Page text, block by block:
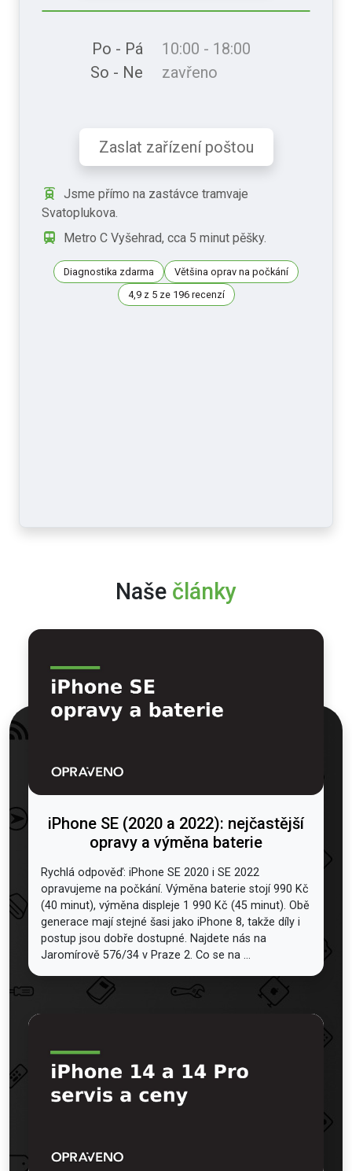
Po - Pá
10:00 - 18:00
So - Ne
zavřeno
Zaslat zařízení poštou
Jsme přímo na zastávce tramvaje
Svatoplukova.
Metro C Vyšehrad, cca 5 minut pěšky.
Diagnostika zdarma
Většina oprav na počkání
4,9 z 5 ze 196 recenzí
Naše články
iPhone SE (2020 a 2022): nejčastější
opravy a výměna baterie
Rychlá odpověď: iPhone SE 2020 i SE 2022
opravujeme na počkání. Výměna baterie stojí 990 Kč
(40 minut), výměna displeje 1 990 Kč (45 minut). Obě
generace mají stejné šasi jako iPhone 8, takže díly i
postup jsou dobře dostupné. Najdete nás na
Jaromírově 576/34 v Praze 2. Co se na ...